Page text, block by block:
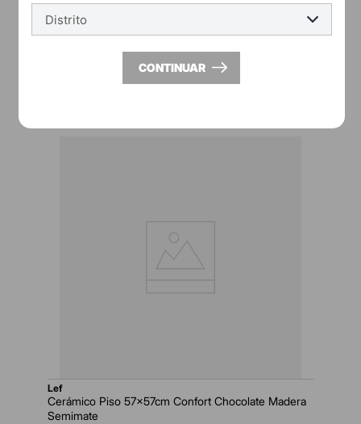
Cerámico Piso 57x57cm Colorado Madera
Semimate Rectificado
lef
Cerámico Piso 57x57cm Confort Chocolate Madera
Semimate
CONTINUAR